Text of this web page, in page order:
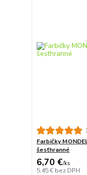
Farbičky
šesťhranné
6,70 €/ks
5,45 € bez DPH